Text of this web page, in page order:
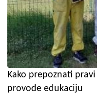
Kako prepoznati
provode edukaciju